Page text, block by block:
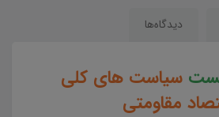
دیدگاه‌ها
تستسیاست های کلی
مقاومتی